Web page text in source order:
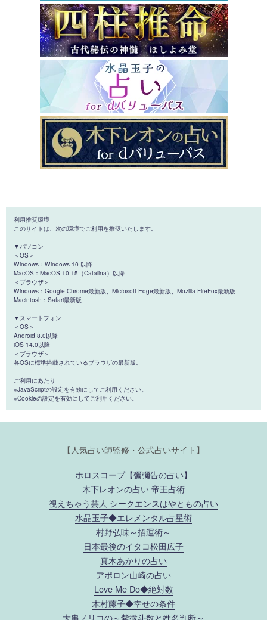
利用推奨環境
このサイトは、次の環境でご利用を推奨いたします。
▼パソコン
＜OS＞
Windows：Windows 10 以降
MacOS：MacOS 10.15（Catalina）以降
＜ブラウザ＞
Windows：Google Chrome最新版、Microsoft Edge最新版、Mozilla FireFox最新版
Macintosh：Safari最新版
▼スマートフォン
＜OS＞
Android 8.0以降
iOS 14.0以降
＜ブラウザ＞
各OSに標準搭載されているブラウザの最新版。
ご利用にあたり
※JavaScriptの設定を有効にしてご利用ください。
※Cookieの設定を有効にしてご利用ください。
【人気占い師監修・公式占いサイト】
ホロスコープ【彌彌告の占い】
木下レオンの占い 帝王占術
視えちゃう芸人 シークエンスはやともの占い
水晶玉子◆エレメンタル占星術
村野弘味～招運術～
日本最後のイタコ松田広子
真木あかりの占い
アポロン山崎の占い
Love Me Do◆絶対数
木村藤子◆幸せの条件
大串ノリコの～紫微斗数と姓名判断～